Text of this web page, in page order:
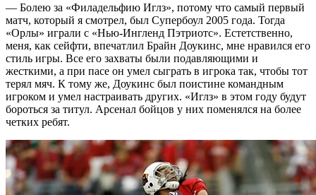
— Болею за «Филадельфию Иглз», потому что самый первый
матч, который я смотрел, был Супербоул 2005 года. Тогда
«Орлы» играли с «Нью-Ингленд Пэтриотс». Естетственно,
меня, как сейфти, впечатлил Брайн Доукинс, мне нравился его
стиль игры. Все его захваты были подавляющими и
жесткими, а при пасе он умел сыграть в игрока так, чтобы тот
терял мяч. К тому же, Доукинс был поистине командным
игроком и умел настраивать других. «Иглз» в этом году будут
бороться за титул. Арсенал бойцов у них поменялся на более
четких ребят.